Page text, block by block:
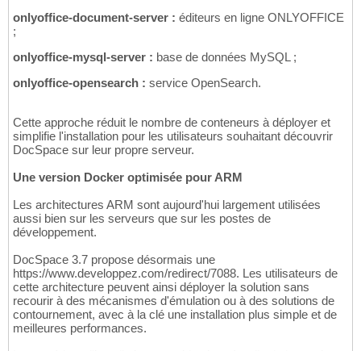
onlyoffice-document-server : éditeurs en ligne ONLYOFFICE
;
onlyoffice-mysql-server : base de données MySQL ;
onlyoffice-opensearch : service OpenSearch.
Cette approche réduit le nombre de conteneurs à déployer et
simplifie l'installation pour les utilisateurs souhaitant découvrir
DocSpace sur leur propre serveur.
Une version Docker optimisée pour ARM
Les architectures ARM sont aujourd'hui largement utilisées
aussi bien sur les serveurs que sur les postes de
développement.
DocSpace 3.7 propose désormais une
https://www.developpez.com/redirect/7088. Les utilisateurs de
cette architecture peuvent ainsi déployer la solution sans
recourir à des mécanismes d'émulation ou à des solutions de
contournement, avec à la clé une installation plus simple et de
meilleures performances.